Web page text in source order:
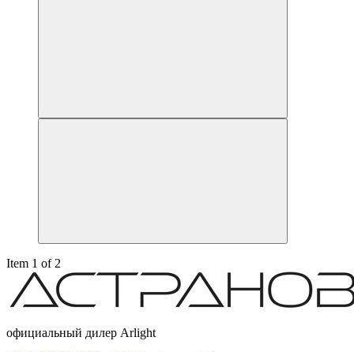
Item 1 of 2
официальный дилер Arlight